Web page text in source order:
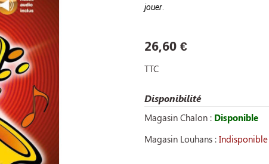
jouer
26,60 €
TTC
Disponibilité
Magasin Chalon : Disponible
Magasin Louhans : Indisponible